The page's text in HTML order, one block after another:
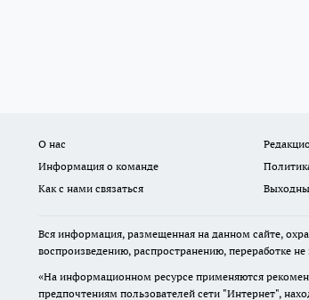
О нас
Информация о команде
Как с нами связаться
Вся информация, размещенная на данном сайте,
воспроизведению, распространению, переработке
«На информационном ресурсе применяются
предпочтениям пользователей сети "Интернет",